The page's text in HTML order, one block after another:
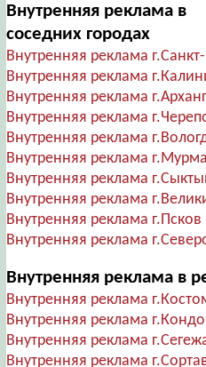
Внутренняя реклама в
соседних городах
Внутренняя реклама
Внутренняя реклама
Внутренняя реклама
Внутренняя реклама
Внутренняя реклама
Внутренняя реклама
Внутренняя реклама
Внутренняя реклама
Внутренняя реклама г.Псков
Внутренняя реклама
Внутренняя реклама в
Внутренняя реклама
Внутренняя реклама
Внутренняя реклама
Внутренняя реклама